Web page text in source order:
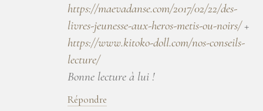
https://maevadanse.com/2017/02/22/des-
livres-jeunesse-aux-heros-metis-ou-noirs/+
https://www.kitoko-doll.com/nos-conseils-
lecture/
Bonne lecture à lui !
Répondre